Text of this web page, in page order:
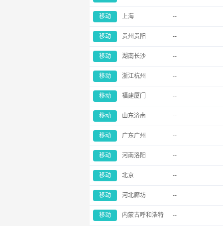
移动 上海 --
移动 贵州贵阳 --
移动 湖南长沙 --
移动 浙江杭州 --
移动 福建厦门 --
移动 山东济南 --
移动 广东广州 --
移动 河南洛阳 --
移动 北京 --
移动 河北廊坊 --
移动 内蒙古呼和浩特 --